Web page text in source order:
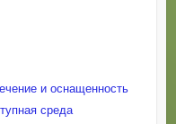
и оснащенность
среда